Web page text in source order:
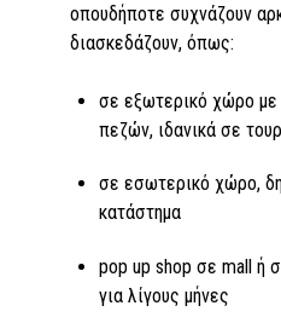
οπουδήποτε συχνάζουν
διασκεδάζουν, όπως:
σε εξωτερικό χώρο με
πεζών, ιδανικά σε
σε εσωτερικό χώρο,
κατάστημα
pop up shop σε mall ή
για λίγους μήνες